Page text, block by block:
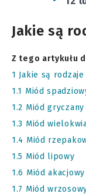
Jakie są
Z tego artykułu
1 Jakie są rodzaje
1.1 Miód
1.2 Miód gryczany
1.3 Miód
1.4 Miód
1.5 Miód lipowy
1.6 Miód akacjowy
1.7 Miód